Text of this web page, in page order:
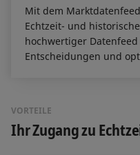
Mit dem
Echtzeit- und
hochwertiger
Entscheidungen und
VORTEILE
Ihr Zugang zu